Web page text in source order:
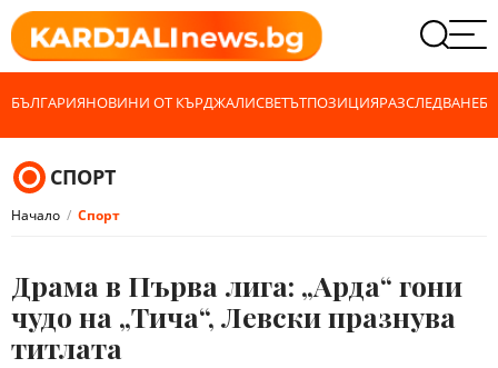
БЪЛГАРИЯНОВИНИ ОТ КЪРДЖАЛИСВЕТЪТПОЗИЦИЯРАЗСЛЕДВАНЕ
СПОРТ
Начало Спорт
Драма в Първа лига: „Арда“ гони
чудо на „Тича“, Левски празнува
титлата